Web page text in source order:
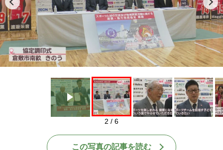
Play
2 / 6
この写真の記事を読む